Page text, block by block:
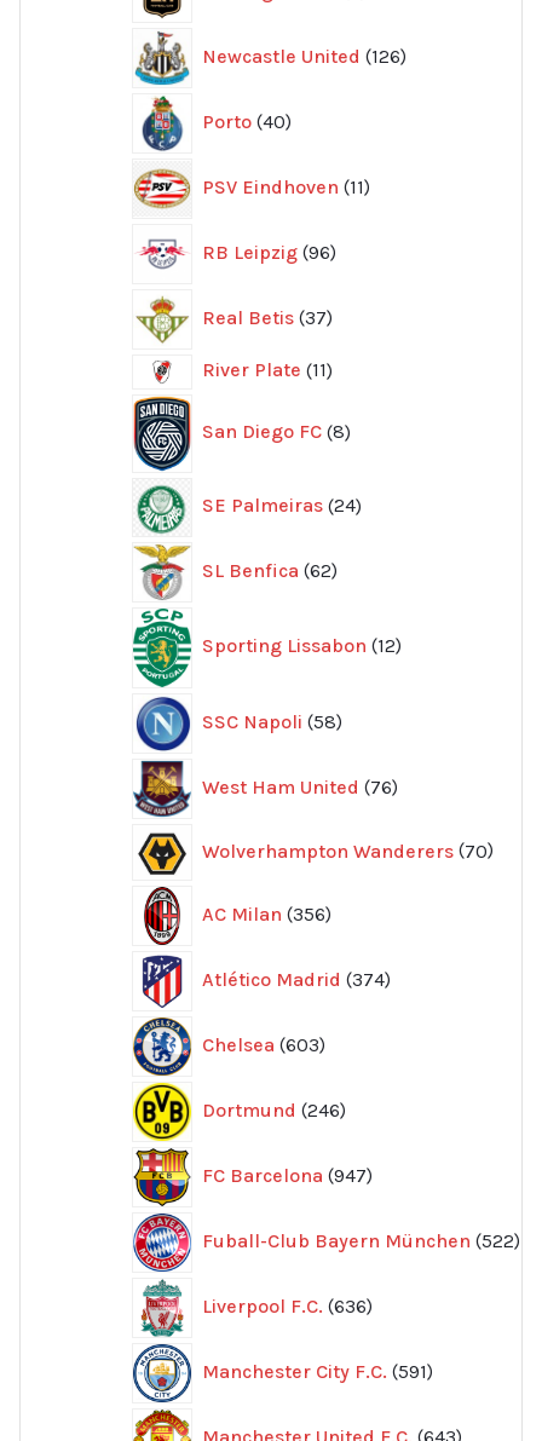
Newcastle United 126
produkter
Porto 40
produkter
PSV Eindhoven 11
produkter
RB Leipzig 96
produkter
Real Betis 37
produkter
River Plate 1111
San Diego FC 8produkter
SE Palmeiras 24
produkter
SL Benfica 62
produkter
Sporting Lissabon 12produkter
SSC Napoli 58
produkter
West Ham United 76
produkter
Wolverhampton Wanderers 70
AC Milan 356
produkter
Atlético Madrid 374
produkter
Chelsea 603
produkter
Dortmund 246
produkter
FC Barcelona 947
produkter
Fuball-Club Bayern München 522
Liverpool F.C. 636
produkter
Manchester City F.C. 591
produkter